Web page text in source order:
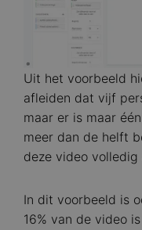
Uit het voorbeeld
afleiden dat vijf
maar er is maar
meer dan de helft
deze video volledig
In dit voorbeeld is
16% van de video